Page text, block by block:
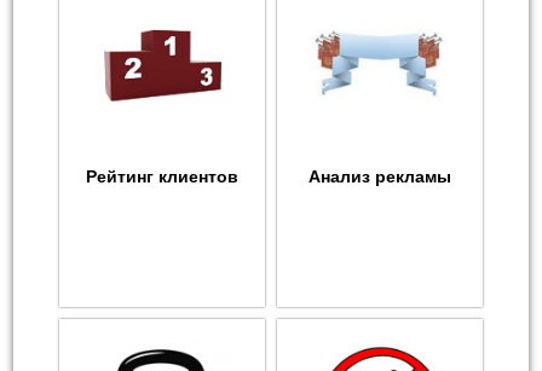
Рейтинг клиентов Анализ рекламы